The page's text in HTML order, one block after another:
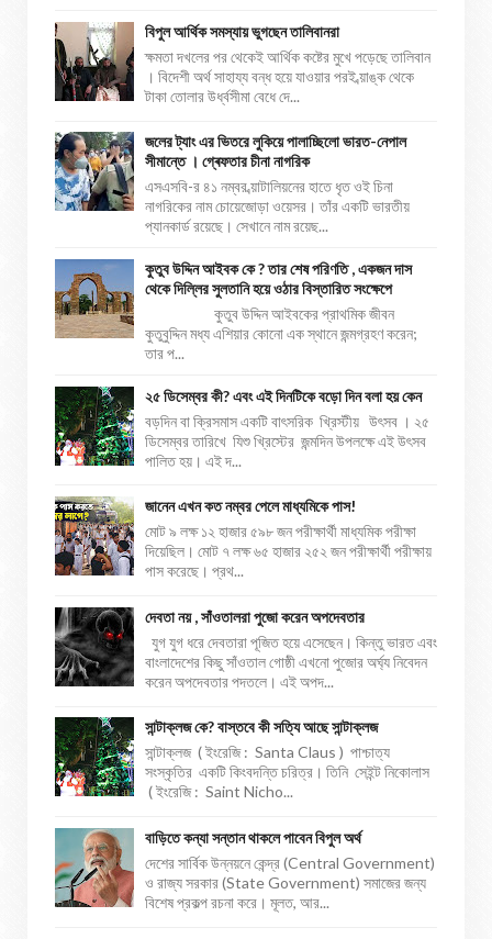
বিপুল আর্থিক সমস্যায় ভুগছেন তালিবানরা
ক্ষমতা দখলের পর থেকেই আর্থিক কষ্টের মুখে পড়েছে তালিবান
। বিদেশী অর্থ সাহায্য বন্ধ হয়ে যাওয়ার পরই ব্য়াঙ্ক থেকে
টাকা তোলার উর্ধ্বসীমা বেধে দে...
জলের ট্যাং এর ভিতরে লুকিয়ে পালাচ্ছিলো ভারত-নেপাল
সীমান্তে । গ্ৰেফতার চীনা নাগরিক
এসএসবি-র ৪১ নম্বর ব্য়াটালিয়নের হাতে ধৃত ওই চিনা
নাগরিকের নাম চোয়েজোড়া ওয়েসর। তাঁর একটি ভারতীয়
প্যানকার্ড রয়েছে। সেখানে নাম রয়েছ...
কুতুব উদ্দিন আইবক কে ? তার শেষ পরিণতি , একজন দাস
থেকে দিল্লির সুলতানি হয়ে ওঠার বিস্তারিত সংক্ষেপে
কুতুব উদ্দিন আইবকের প্রাথমিক জীবন
কুতুবুদ্দিন মধ্য এশিয়ার কোনো এক স্থানে জন্মগ্রহণ করেন;
তার প...
২৫ ডিসেম্বর কী? এবং এই দিনটিকে বড়ো দিন বলা হয় কেন
বড়দিন বা ক্রিসমাস একটি বাৎসরিক খ্রিস্টীয় উৎসব । ২৫
ডিসেম্বর তারিখে যিশু খ্রিস্টের জন্মদিন উপলক্ষে এই উৎসব
পালিত হয়। এই দ...
জানেন এখন কত নম্বর পেলে মাধ্যমিকে পাস!
মোট ৯ লক্ষ ১২ হাজার ৫৯৮ জন পরীক্ষার্থী মাধ্যমিক পরীক্ষা
দিয়েছিল। মোট ৭ লক্ষ ৬৫ হাজার ২৫২ জন পরীক্ষার্থী পরীক্ষায়
পাস করেছে। প্রথ...
দেবতা নয় , সাঁওতালরা পুজো করেন অপদেবতার
যুগ যুগ ধরে দেবতারা পূজিত হয়ে এসেছেন। কিন্তু ভারত এবং
বাংলাদেশের কিছু সাঁওতাল গোষ্ঠী এখনো পুজোর অর্ঘ্য নিবেদন
করেন অপদেবতার পদতলে। এই অপদ...
সান্টাক্লজ কে? বাস্তবে কী সত্যি আছে সান্টাক্লজ
সান্টাক্লজ ( ইংরেজি : Santa Claus ) পাশ্চাত্য
সংস্কৃতির একটি কিংবদন্তি চরিত্র। তিনি সেইন্ট নিকোলাস
( ইংরেজি : Saint Nicho...
বাড়িতে কন্যা সন্তান থাকলে পাবেন বিপুল অর্থ
দেশের সার্বিক উন্নয়নে কেন্দ্র (Central Government)
ও রাজ্য সরকার (State Government) সমাজের জন্য
বিশেষ প্রকল্প রচনা করে। মূলত, আর...